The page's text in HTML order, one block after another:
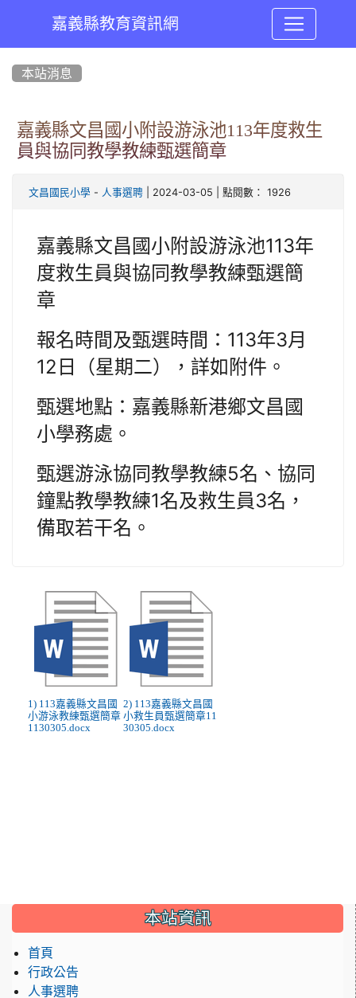
嘉義縣教育資訊網
本站消息
嘉義縣文昌國小附設游泳池113年度救生
員與協同教學教練甄選簡章
文昌國民小學 - 人事選聘 | 2024-03-05 | 點閱數： 1926
嘉義縣文昌國小附設游泳池113年
度救生員與協同教學教練甄選簡
章
報名時間及甄選時間：113年3月
12日（星期二），詳如附件。
甄選地點：嘉義縣新港鄉文昌國
小學務處。
甄選游泳協同教學教練5名、協同
鐘點教學教練1名及救生員3名，
備取若干名。
1) 113嘉義縣文昌國
小游泳教練甄選簡章
1130305.docx
2) 113嘉義縣文昌國
小救生員甄選簡章11
30305.docx
::: 本站資訊
首頁
行政公告
人事選聘